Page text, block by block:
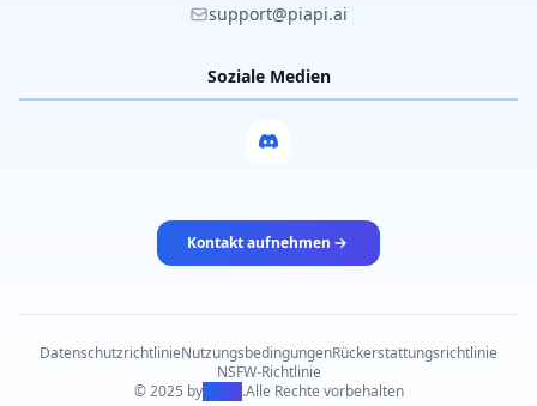
support@piapi.ai
Soziale Medien
Kontakt aufnehmen
DatenschutzrichtlinieNutzungsbedingungenRückerstattungsrichtlinie
NSFW-Richtlinie
© 2025 byPiAPI .Alle Rechte vorbehalten